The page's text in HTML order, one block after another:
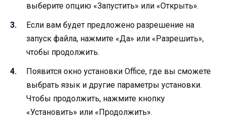
выберите опцию «Запустить» или «Открыть».
Если вам будет предложено разрешение на
запуск файла, нажмите «Да» или «Разрешить»,
чтобы продолжить.
Появится окно установки Office, где вы сможете
выбрать язык и другие параметры установки.
Чтобы продолжить, нажмите кнопку
«Установить» или «Продолжить».